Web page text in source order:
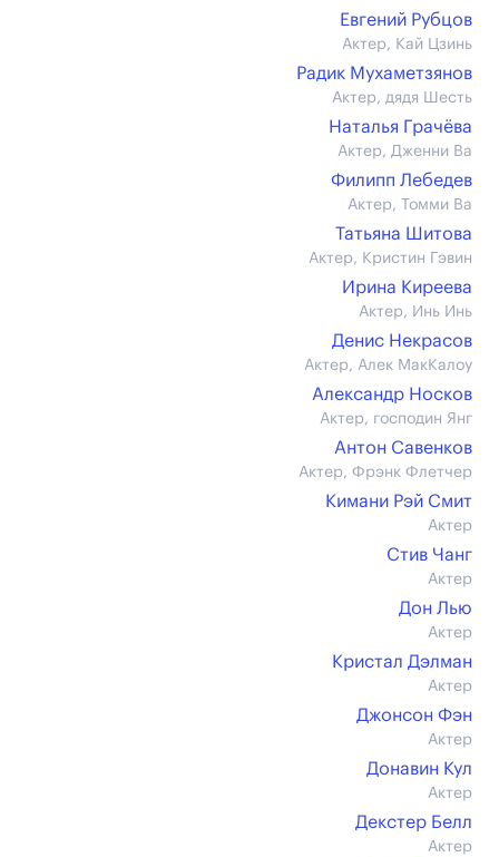
Евгений Рубцов
Актер, Кай Цзинь
Радик Мухаметзянов
Актер, дядя Шесть
Наталья Грачёва
Актер, Дженни Ва
Филипп Лебедев
Актер, Томми Ва
Татьяна Шитова
Актер, Кристин Гэвин
Ирина Киреева
Актер, Инь Инь
Денис Некрасов
Актер, Алек МакКалоу
Александр Носков
Актер, господин Янг
Антон Савенков
Актер, Фрэнк Флетчер
Кимани Рэй Смит
Актер
Стив Чанг
Актер
Дон Лью
Актер
Кристал Дэлман
Актер
Джонсон Фэн
Актер
Донавин Кул
Актер
Декстер Белл
Актер